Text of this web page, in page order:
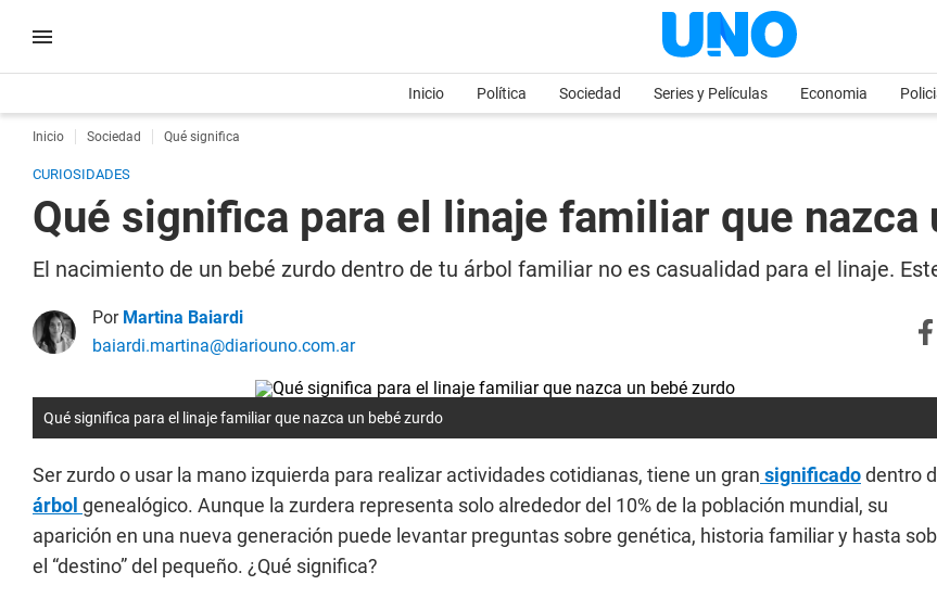
Inicio Política Sociedad Series y Películas Economia
Inicio Sociedad Qué significa
CURIOSIDADES
Qué significa para el linaje familiar que nazca
El nacimiento de un bebé zurdo dentro de tu árbol familiar no es casualidad para el linaje.
Por Martina Baiardi
baiardi.martina@diariouno.com.ar
Qué significa para el linaje familiar que nazca un bebé zurdo
Ser zurdo o usar la mano izquierda para realizar actividades cotidianas, tiene un gran significadodentro
árbol genealógico. Aunque la zurdera representa solo alrededor del 10% de la población mundial, su
aparición en una nueva generación puede levantar preguntas sobre genética, historia familiar y hasta
el “destino” del pequeño. ¿Qué significa?